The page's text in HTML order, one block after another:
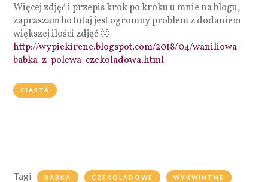
Więcej zdjęć i przepis krok po kroku u mnie na blogu,
zapraszam bo tutaj jest ogromny problem z dodaniem
większej ilości zdjęć 🙁
http://wypiekirene.blogspot.com/2018/04/waniliowa-
babka-z-polewa-czekoladowa.html
CIASTA
Tagi BABKA CZEKOLADOWE WYKWINTNE